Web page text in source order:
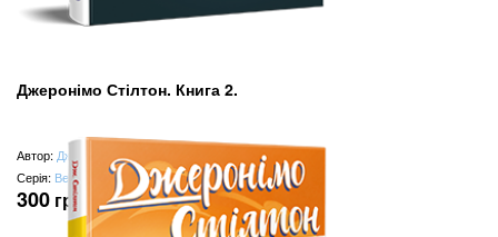
Джеронімо Стілтон. Книга 2.
Автор: Джеронімо Стілтон
Серія: Веселі історії
300 грн